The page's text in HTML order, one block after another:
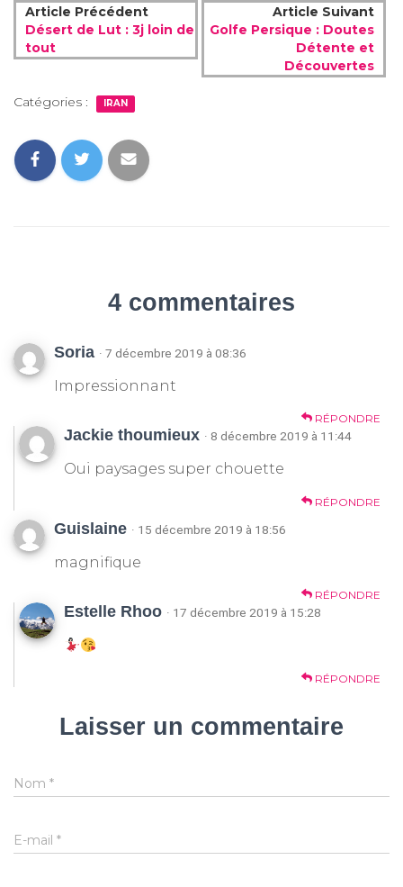
Article Précédent
Désert de Lut : 3j loin de
tout
Article Suivant
Golfe Persique : Doutes
Détente et
Découvertes
Catégories : IRAN
4 commentaires
Soria · 7 décembre 2019 à 08:36
Impressionnant
RÉPONDRE
Jackie thoumieux · 8 décembre 2019 à 11:44
Oui paysages super chouette
RÉPONDRE
Guislaine · 15 décembre 2019 à 18:56
magnifique
RÉPONDRE
Estelle Rhoo · 17 décembre 2019 à 15:28
RÉPONDRE
Laisser un commentaire
Nom *
E-mail *